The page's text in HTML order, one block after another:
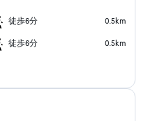
​徒歩6分 0.5km
​徒歩6分 0.5km